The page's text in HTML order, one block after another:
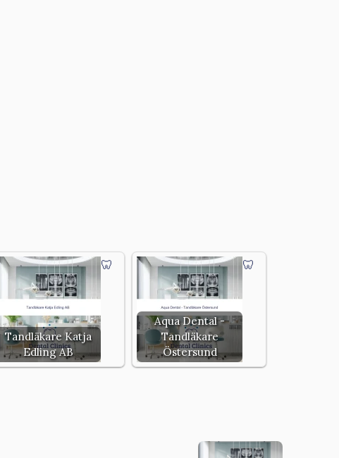
Tandläkare Katja
Edling AB
Aqua Dental -
Tandläkare
Östersund